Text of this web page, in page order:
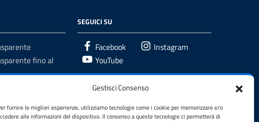
Gestisci Consenso
fornire le migliori esperienze, utilizziamo tecnologie come i cookie per memorizzare e/o
alle informazioni del dispositivo. Il consenso a queste tecnologie ci permetterà di
fino al
SEGUICI SU
Facebook
Instagram
YouTube